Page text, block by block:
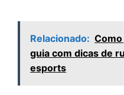
Relacionado:
guia com dicas de
esports